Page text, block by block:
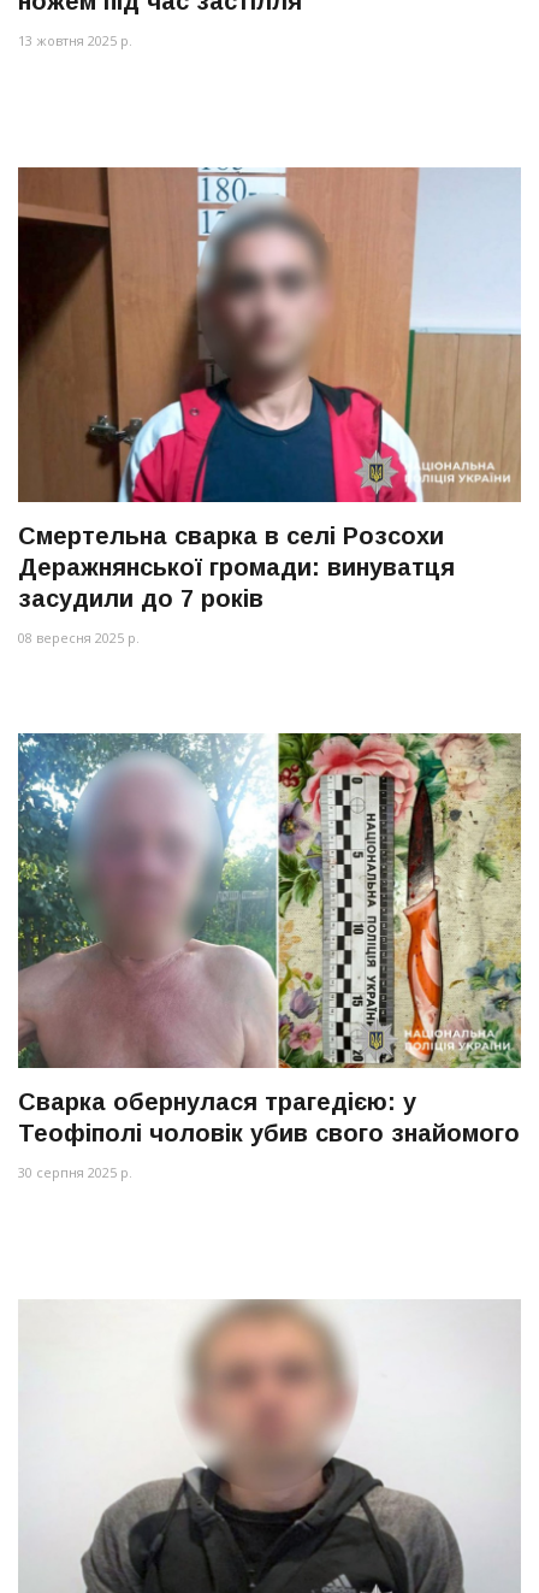
13 жовтня 2025 р.
Смертельна сварка в селі Розсохи
Деражнянської громади: винуватця
засудили до 7 років
08 вересня 2025 р.
Сварка обернулася трагедією: у
Теофіполі чоловік убив свого знайомого
30 серпня 2025 р.